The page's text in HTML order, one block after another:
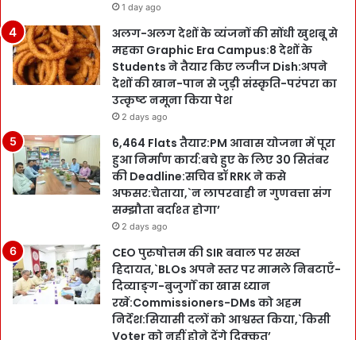
1 day ago
अलग-अलग देशों के व्यंजनों की सोंधी खुशबू से
महका Graphic Era Campus:8 देशों के
Students ने तैयार किए लजीज Dish:अपने
देशों की खान-पान से जुड़ी संस्कृति-परंपरा का
उत्कृष्ट नमूना किया पेश
2 days ago
6,464 Flats तैयार:PM आवास योजना में पूरा
हुआ निर्माण कार्य:बचे हुए के लिए 30 सितंबर
की Deadline:सचिव डॉ RRK ने कसे
अफसर:चेताया,`न लापरवाही न गुणवत्ता संग
सम्झौता बर्दाश्त होगा’
2 days ago
CEO पुरुषोत्तम की SIR बवाल पर सख्त
हिदायत,`BLOs अपने स्तर पर मामले निबटाएँ-
दिव्याङ्ग-बुजुर्गों का खास ध्यान
रखें:Commissioners-DMs को अहम
निर्देश:सियासी दलों को आश्वस्त किया,`किसी
Voter को नहीं होने देंगे दिक्कत’